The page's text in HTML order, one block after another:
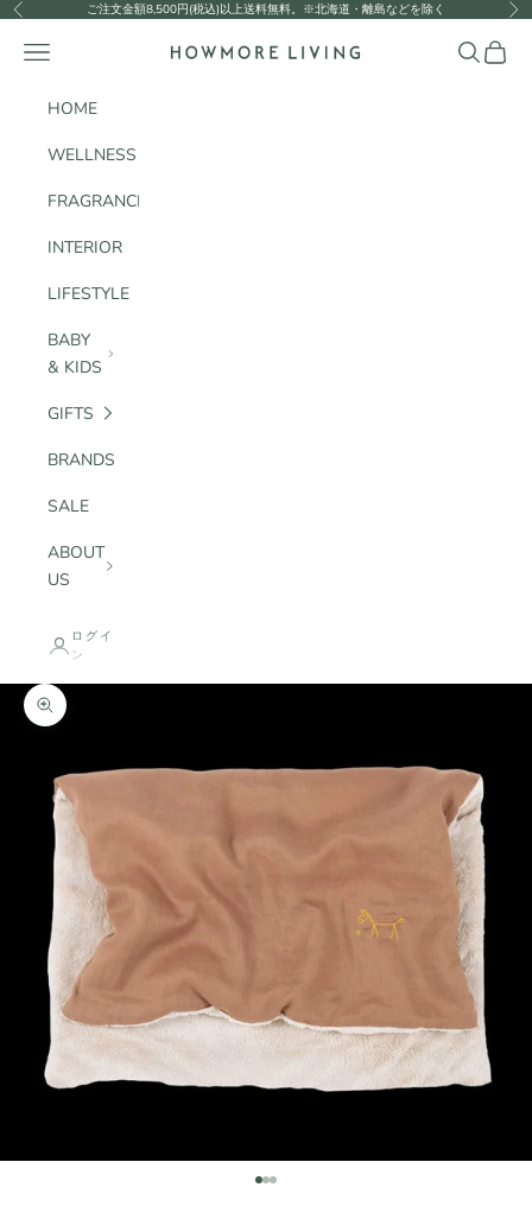
コンテンツへスキップ
前へ ご注文金額8,500円(税込)以上送料無料。※北海道・離島などを除く 次
HOWMORE LIVING
メニュー 検索カート
HOME
WELLNESS
FRAGRANCE
INTERIOR
LIFESTYLE
BABY
& KIDS
GIFTS
BRANDS
SALE
ABOUT
US
ログイ
ン
ズームイン
項目に移動する 1
項目に移動する 2
項目に移動する 3